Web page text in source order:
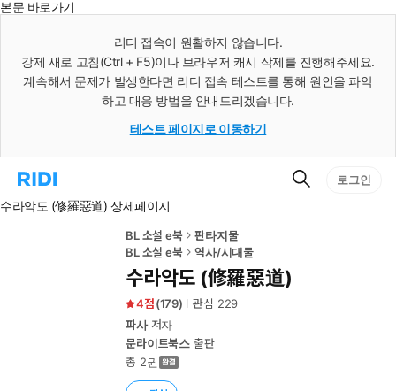
본문 바로가기
리디 접속이 원활하지 않습니다.
강제 새로 고침(Ctrl + F5)이나 브라우저 캐시 삭제를 진행해주세요.
계속해서 문제가 발생한다면 리디 접속 테스트를 통해 원인을 파악
하고 대응 방법을 안내드리겠습니다.
테스트 페이지로 이동하기
리
홈
검
로그인
수라악도 (修羅惡道) 상세페이지
BL 소설 e북
판타지물
BL 소설 e북
역사/시대물
수라악도 (修羅惡道)
4 (179) 관심 229
파사저자
문라이트북스 출판
총 2권